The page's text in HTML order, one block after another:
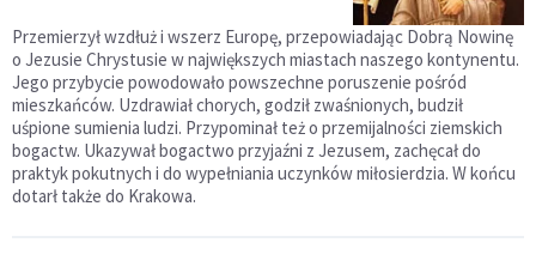
Przemierzył wzdłuż i wszerz Europę, przepowiadając Dobrą Nowinę
o Jezusie Chrystusie w największych miastach naszego kontynentu.
Jego przybycie powodowało powszechne poruszenie pośród
mieszkańców. Uzdrawiał chorych, godził zwaśnionych, budził
uśpione sumienia ludzi. Przypominał też o przemijalności ziemskich
bogactw. Ukazywał bogactwo przyjaźni z Jezusem, zachęcał do
praktyk pokutnych i do wypełniania uczynków miłosierdzia. W końcu
dotarł także do Krakowa.